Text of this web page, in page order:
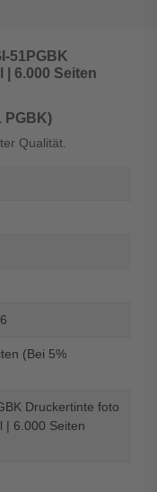
51PGBK
| 6.000 Seiten
PGBK)
Qualität.
(Bei 5%
Druckertinte foto
| 6.000 Seiten